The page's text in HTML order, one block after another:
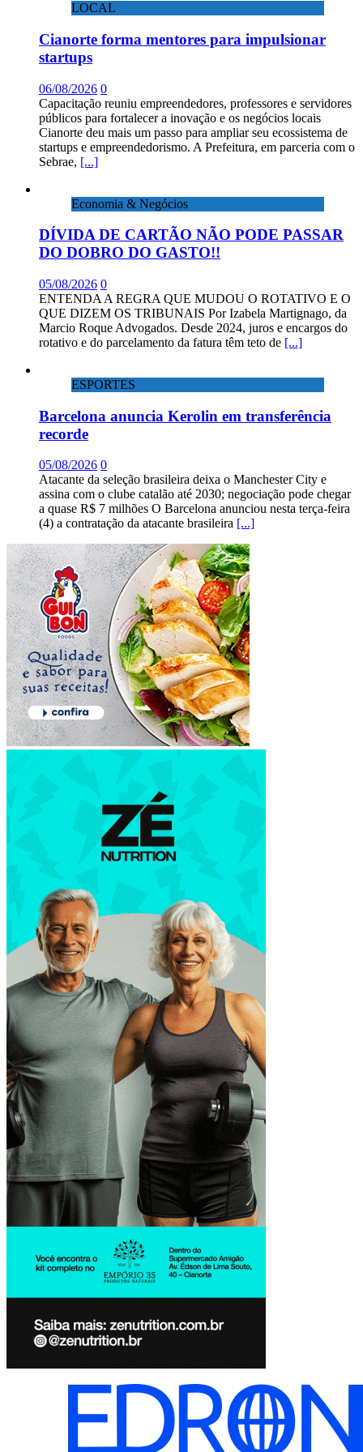
LOCAL
Cianorte forma mentores para impulsionar
startups
06/08/2026 0
Capacitação reuniu empreendedores, professores e servidores
públicos para fortalecer a inovação e os negócios locais
Cianorte deu mais um passo para ampliar seu ecossistema de
startups e empreendedorismo. A Prefeitura, em parceria com o
Sebrae, [...]
Economia & Negócios
DÍVIDA DE CARTÃO NÃO PODE PASSAR
DO DOBRO DO GASTO!!
05/08/2026 0
ENTENDA A REGRA QUE MUDOU O ROTATIVO E O
QUE DIZEM OS TRIBUNAIS Por Izabela Martignago, da
Marcio Roque Advogados. Desde 2024, juros e encargos do
rotativo e do parcelamento da fatura têm teto de [...]
ESPORTES
Barcelona anuncia Kerolin em transferência
recorde
05/08/2026 0
Atacante da seleção brasileira deixa o Manchester City e
assina com o clube catalão até 2030; negociação pode chegar
a quase R$ 7 milhões O Barcelona anunciou nesta terça-feira
(4) a contratação da atacante brasileira [...]